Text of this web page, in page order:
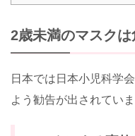
2歳未満のマスクは
日本では日本小児科学
よう勧告が出されていま